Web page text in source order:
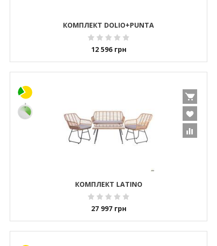
КОМПЛЕКТ DOLIO+PUNTA
12 596 грн
КОМПЛЕКТ LATINO
27 997 грн